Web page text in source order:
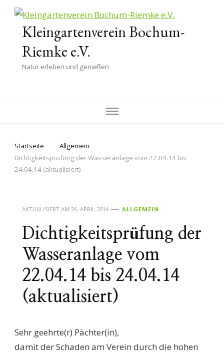
Kleingartenverein Bochum-
Riemke e.V.
Natur erleben und genießen
Startseite
Allgemein
Dichtigkeitsprüfung der Wasseranlage vom 22.04.14 bis
24.04.14 (aktualisiert)
AKTUALISIERT AM 26. APRIL 2014 ALLGEMEIN
Dichtigkeitsprüfung der
Wasseranlage vom
22.04.14 bis 24.04.14
(aktualisiert)
Sehr geehrte(r) Pächter(in),
damit der Schaden am Verein durch die hohen